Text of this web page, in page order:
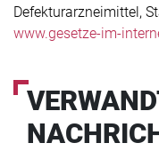
Defekturarzneimittel,
www.gesetze-im-